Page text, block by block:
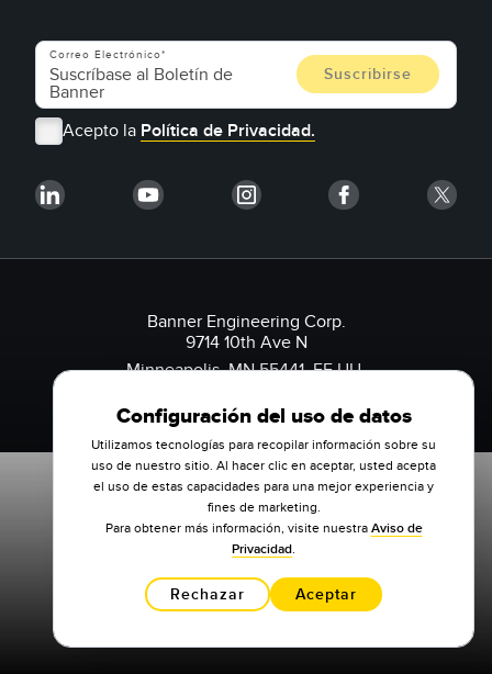
Correo Electrónico
Acepto la Política de Privacidad.
Banner Engineering Corp.
9714 10th Ave N
Minneapolis, MN 55441, EE.UU.
Configuración del uso de datos
Utilizamos tecnologías para recopilar información sobre su
uso de nuestro sitio. Al hacer clic en aceptar, usted acepta
el uso de estas capacidades para una mejor experiencia y
fines de marketing.
Para obtener más información, visite nuestra Aviso de
Privacidad.
Rechazar Aceptar